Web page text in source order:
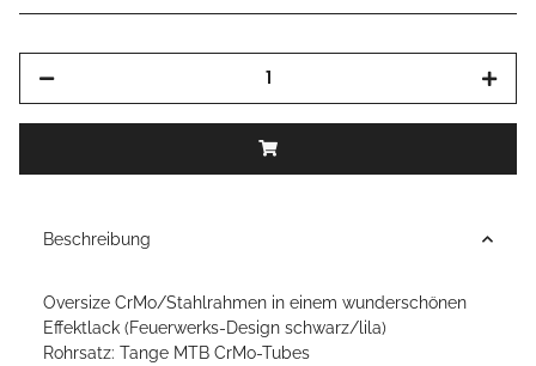
Beschreibung
Oversize CrMo/Stahlrahmen in einem wunderschönen
Effektlack (Feuerwerks-Design schwarz/lila)
Rohrsatz: Tange MTB CrMo-Tubes